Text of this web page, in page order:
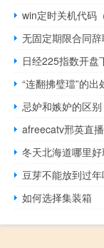
win定时关机代码
无固定期限合同辞
日经225指数开盘
“连翻拂璧璫”的出
忌妒和嫉妒的区别
afreecatv邢英直
冬天北海道哪里
豆芽不能放到过
如何选择集装箱